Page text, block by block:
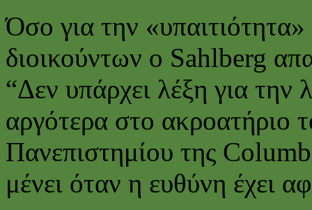
Όσο για την
διοικούντων o Sahlberg
“Δεν υπάρχει λέξη για την
αργότερα στο ακροατήριο
Πανεπιστημίου της
μένει όταν η ευθύνη έχει